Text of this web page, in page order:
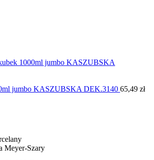
jumbo KASZUBSKA DEK.3140 65,49 zł
Meyer-Szary